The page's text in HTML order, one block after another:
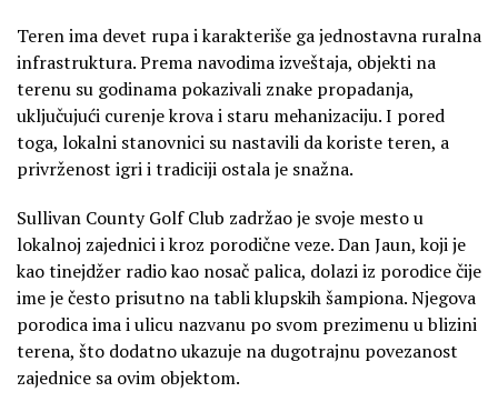
Teren ima devet rupa i karakteriše ga jednostavna ruralna
infrastruktura. Prema navodima izveštaja, objekti na
terenu su godinama pokazivali znake propadanja,
uključujući curenje krova i staru mehanizaciju. I pored
toga, lokalni stanovnici su nastavili da koriste teren, a
privrženost igri i tradiciji ostala je snažna.
Sullivan County Golf Club zadržao je svoje mesto u
lokalnoj zajednici i kroz porodične veze. Dan Jaun, koji je
kao tinejdžer radio kao nosač palica, dolazi iz porodice čije
ime je često prisutno na tabli klupskih šampiona. Njegova
porodica ima i ulicu nazvanu po svom prezimenu u blizini
terena, što dodatno ukazuje na dugotrajnu povezanost
zajednice sa ovim objektom.